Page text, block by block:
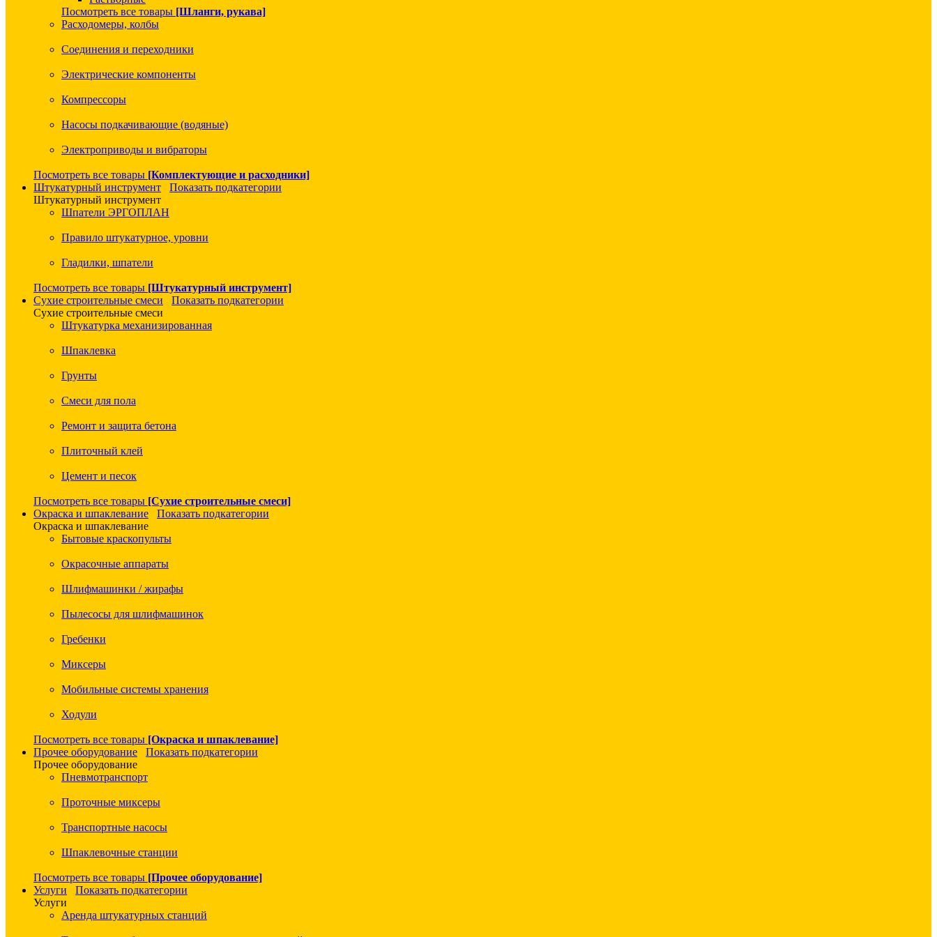
Посмотреть все товары [Шланги, рукава]
Расходомеры, колбы
Соединения и переходники
Электрические компоненты
Компрессоры
Насосы подкачивающие (водяные)
Электроприводы и вибраторы
Посмотреть все товары [Комплектующие и расходники]
Штукатурный инструмент
Показать подкатегории
Штукатурный инструмент
Шпатели ЭРГОПЛАН
Правило штукатурное, уровни
Гладилки, шпатели
Посмотреть все товары [Штукатурный инструмент]
Сухие строительные смеси
Показать подкатегории
Сухие строительные смеси
Штукатурка механизированная
Шпаклевка
Грунты
Смеси для пола
Ремонт и защита бетона
Плиточный клей
Цемент и песок
Посмотреть все товары [Сухие строительные смеси]
Окраска и шпаклевание
Показать подкатегории
Окраска и шпаклевание
Бытовые краскопульты
Окрасочные аппараты
Шлифмашинки / жирафы
Пылесосы для шлифмашинок
Гребенки
Миксеры
Мобильные системы хранения
Ходули
Посмотреть все товары [Окраска и шпаклевание]
Прочее оборудование
Показать подкатегории
Прочее оборудование
Пневмотранспорт
Проточные миксеры
Транспортные насосы
Шпаклевочные станции
Посмотреть все товары [Прочее оборудование]
Услуги
Показать подкатегории
Услуги
Аренда штукатурных станций